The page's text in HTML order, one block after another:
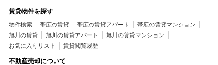
賃貸物件を探す
物件検索 帯広の賃貸 帯広の賃貸アパート
帯広の賃貸マンション
旭川の賃貸
旭川の賃貸アパート
旭川の賃貸マンション
お気に入りリスト
賃貸閲覧履歴
不動産売却について